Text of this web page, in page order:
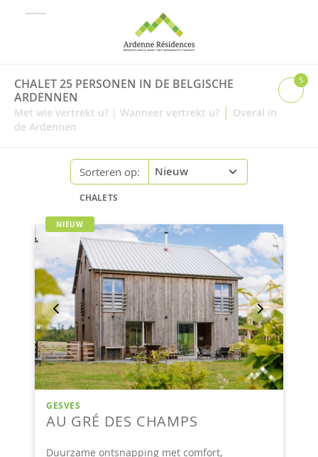
CHALET 25 PERSONEN IN DE BELGISCHE
ARDENNEN
Met wie vertrekt u? | Wanneer vertrekt u? | Overal in
de Ardennen
5
Sorteren op:
CHALETS